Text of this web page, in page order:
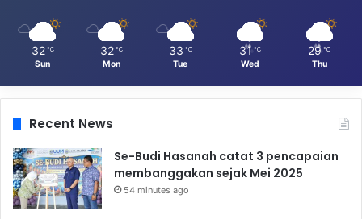
32 ℃
Sun
32 ℃
Mon
33 ℃
Tue
31 ℃
Wed
29 ℃
Thu
Recent News
Se-Budi Hasanah catat 3 pencapaian
membanggakan sejak Mei 2025
54 minutes ago